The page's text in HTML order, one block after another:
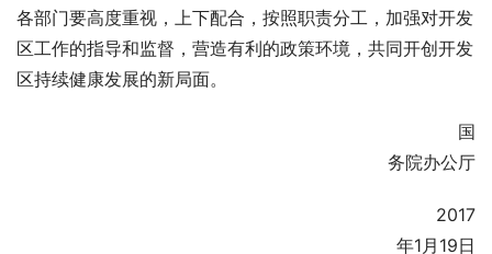
各部门要高度重视，上下配合，按照职责分工，加强对开发
区工作的指导和监督，营造有利的政策环境，共同开创开发
区持续健康发展的新局面。
国
务院办公厅
2017
年1月19日